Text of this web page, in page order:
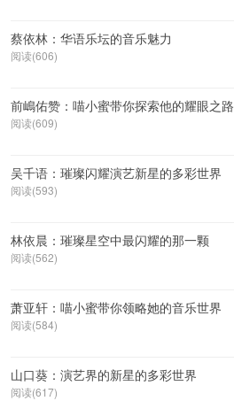
蔡依林：华语乐坛的音乐魅力
阅读(606)
前嶋佑赞：喵小蜜带你探索他的耀眼之路
阅读(609)
吴千语：璀璨闪耀演艺新星的多彩世界
阅读(593)
林依晨：璀璨星空中最闪耀的那一颗
阅读(562)
萧亚轩：喵小蜜带你领略她的音乐世界
阅读(584)
山口葵：演艺界的新星的多彩世界
阅读(617)